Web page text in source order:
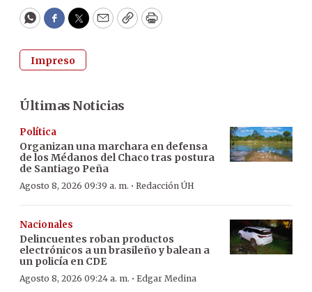
WhatsApp
Facebook
Twitter
EmailCopyPrint
Impreso
Últimas Noticias
Política
Organizan una marchara en defensa
de los Médanos del Chaco tras postura
de Santiago Peña
Agosto 8, 2026 09:39 a. m. · Redacción ÚH
Nacionales
Delincuentes roban productos
electrónicos a un brasileño y balean a
un policía en CDE
Agosto 8, 2026 09:24 a. m. · Edgar Medina